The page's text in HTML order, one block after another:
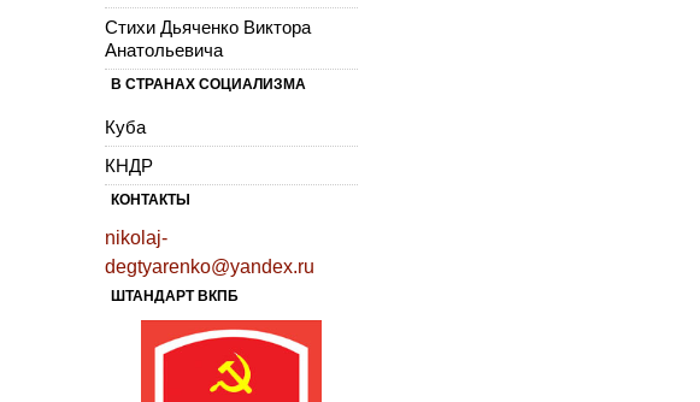
Стихи Дьяченко Виктора
Анатольевича
В СТРАНАХ СОЦИАЛИЗМА
Куба
КНДР
КОНТАКТЫ
nikolaj-
degtyarenko@yandex.ru
ШТАНДАРТ ВКПБ